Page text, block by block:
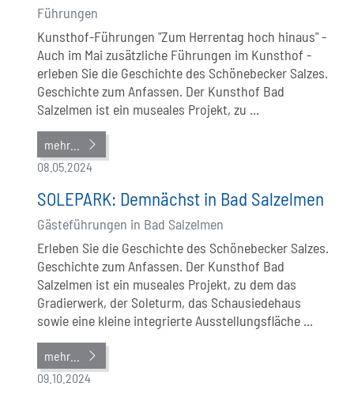
Führungen
Kunsthof-Führungen "Zum Herrentag hoch hinaus" -
Auch im Mai zusätzliche Führungen im Kunsthof -
erleben Sie die Geschichte des Schönebecker Salzes.
Geschichte zum Anfassen. Der Kunsthof Bad
Salzelmen ist ein museales Projekt, zu ...
mehr...
08.05.2024
SOLEPARK: Demnächst in Bad Salzelmen
Gästeführungen in Bad Salzelmen
Erleben Sie die Geschichte des Schönebecker Salzes.
Geschichte zum Anfassen. Der Kunsthof Bad
Salzelmen ist ein museales Projekt, zu dem das
Gradierwerk, der Soleturm, das Schausiedehaus
sowie eine kleine integrierte Ausstellungsfläche ...
mehr...
09.10.2024